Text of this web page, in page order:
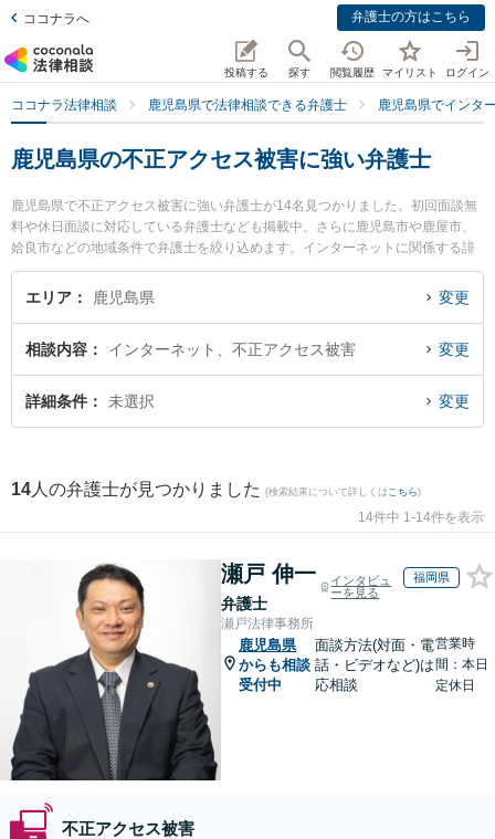
ココナラへ 弁護士の方はこちら
投稿する 探す 閲覧履歴 マイリスト ログイン
ココナラ法律相談 鹿児島県で法律相談できる弁護士 鹿児島県でインタ
鹿児島県の不正アクセス被害に強い弁護士
鹿児島県で不正アクセス被害に強い弁護士が14名見つかりました。初回面談無
料や休日面談に対応している弁護士なども掲載中。さらに鹿児島市や鹿屋市、
姶良市などの地域条件で弁護士を絞り込めます。インターネットに関係する誹
謗中傷や名誉毀損、個人特定等の細かな分野での絞り込み検索もでき便利で
す。特に堂薗法律事務所の堂薗 広弁護士や堂免法律事務所の上福元 尚之弁護
た不正アクセス被害のトラブルを今すぐに弁護士に相談したい』『不正アクセ
ス被害のトラブル解決の実績豊富な近くの弁護士を検索したい』『初回相談無
料で不正アクセス被害を法律相談できる鹿児島県内の弁護士に相談予約した
エリア 鹿児島県 変更
相談内容 インターネット、不正アクセス被害 変更
詳細条件 未選択 変更
14 人の弁護士が見つかりました (検索結果について詳しくは こちら)
14件中 1-14件を表示
瀬戸 伸一
弁護士
インタビュ
ーを見る
福岡県
瀬戸法律事務所
鹿児島県
からも相談
受付中
面談方法(対面・電
話・ビデオなど)は
応相談
営業時
間：本日
定休日
不正アクセス被害